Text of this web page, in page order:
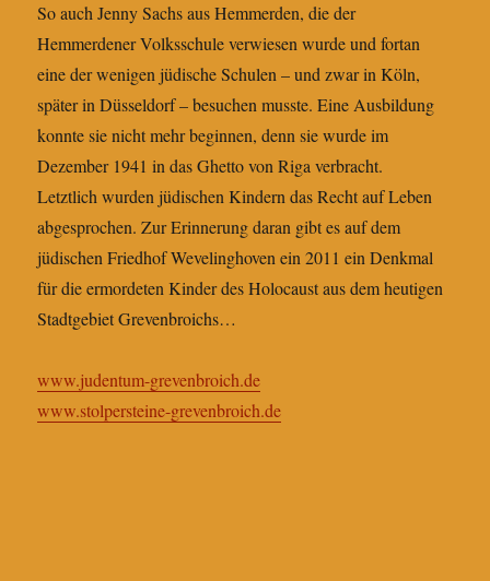
So auch Jenny Sachs aus Hemmerden, die der
Hemmerdener Volksschule verwiesen wurde und fortan
eine der wenigen jüdische Schulen – und zwar in Köln,
später in Düsseldorf – besuchen musste. Eine Ausbildung
konnte sie nicht mehr beginnen, denn sie wurde im
Dezember 1941 in das Ghetto von Riga verbracht.
Letztlich wurden jüdischen Kindern das Recht auf Leben
abgesprochen. Zur Erinnerung daran gibt es auf dem
jüdischen Friedhof Wevelinghoven ein 2011 ein Denkmal
für die ermordeten Kinder des Holocaust aus dem heutigen
Stadtgebiet Grevenbroichs…
www.judentum-grevenbroich.de
www.stolpersteine-grevenbroich.de